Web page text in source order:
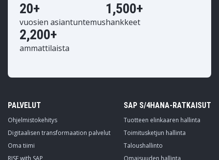
20+
vuosien asiantuntemus
1,500+
hankkeet
2,200+
ammattilaista
PALVELUT
Ohjelmistokehitys
Digitaalisen transformaation palvelut
Oma tiimi
RISE with SAP
SAP S/4HANA-RATKAISUT
Tuotteen elinkaaren hallinta
Toimitusketjun hallinta
Taloushallinto
Omaisuuden hallinta